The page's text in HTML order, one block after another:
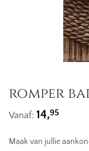
romper
Vanaf: 14,95
Maak van jullie